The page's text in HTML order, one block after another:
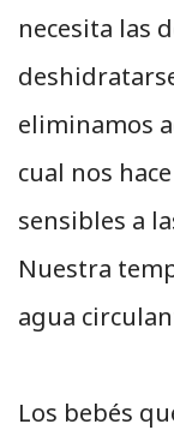
necesita las
eliminamos
cual nos
sensibles a
Nuestra
agua
Los bebés